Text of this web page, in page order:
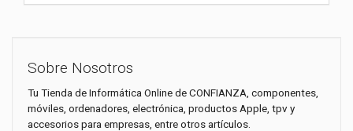
Sobre Nosotros
Tu Tienda de Informática Online de CONFIANZA, componentes,
móviles, ordenadores, electrónica, productos Apple, tpv y
accesorios para empresas, entre otros artículos.